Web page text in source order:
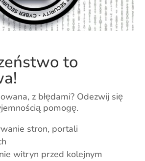
to
z błędami? Odezwij się
pomogę.
stron, portali
witryn przed kolejnym